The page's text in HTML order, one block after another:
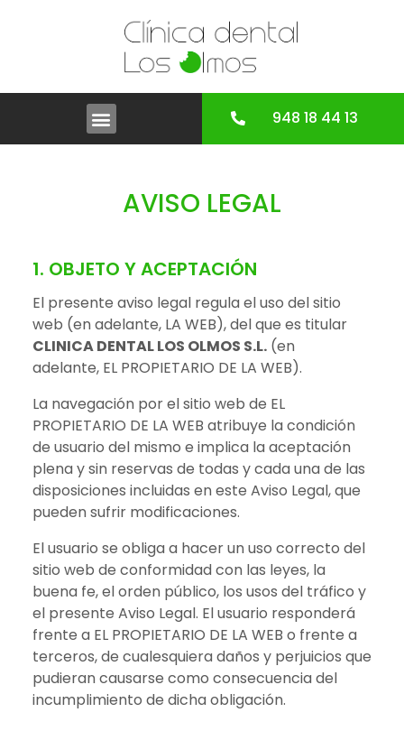
948 18 44 13
AVISO LEGAL
1. OBJETO Y ACEPTACIÓN
El presente aviso legal regula el uso del sitio
web (en adelante, LA WEB), del que es titular
CLINICA DENTAL LOS OLMOS S.L. (en
adelante, EL PROPIETARIO DE LA WEB).
La navegación por el sitio web de EL
PROPIETARIO DE LA WEB atribuye la condición
de usuario del mismo e implica la aceptación
plena y sin reservas de todas y cada una de las
disposiciones incluidas en este Aviso Legal, que
pueden sufrir modificaciones.
El usuario se obliga a hacer un uso correcto del
sitio web de conformidad con las leyes, la
buena fe, el orden público, los usos del tráfico y
el presente Aviso Legal. El usuario responderá
frente a EL PROPIETARIO DE LA WEB o frente a
terceros, de cualesquiera daños y perjuicios que
pudieran causarse como consecuencia del
incumplimiento de dicha obligación.